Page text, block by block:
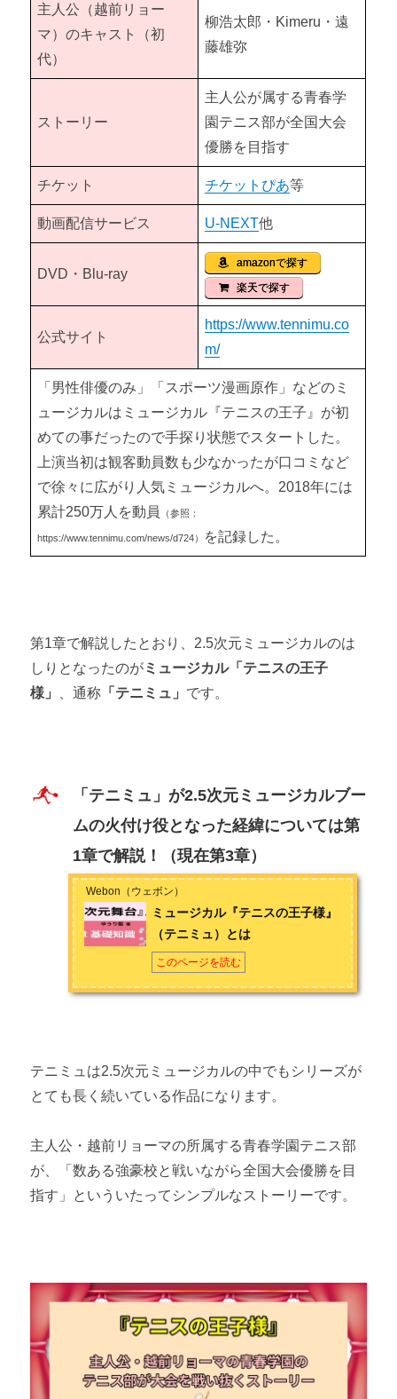
主人公（越前リョー
マ）のキャスト（初
代）
柳浩太郎・Kimeru・遠
藤雄弥
ストーリー
主人公が属する青春学
園テニス部が全国大会
優勝を目指す
チケット チケットぴあ等
動画配信サービス U-NEXT他
DVD・Blu-ray
amazonで探す
楽天で探す
公式サイト
https://www.tennimu.co
m/
「男性俳優のみ」「スポーツ漫画原作」などのミ
ュージカルはミュージカル『テニスの王子』が初
めての事だったので手探り状態でスタートした。
上演当初は観客動員数も少なかったが口コミなど
で徐々に広がり人気ミュージカルへ。2018年には
累計250万人を動員
（参照：
https://www.tennimu.com/news/d724） を記録した。
第1章で解説したとおり、2.5次元ミュージカルのは
しりとなったのがミュージカル「テニスの王子
様」
、通称 「テニミュ」 です。
「テニミュ」が2.5次元ミュージカルブー
ムの火付け役となった経緯については第
1章で解説！（現在第3章）
Webon（ウェボン）
ミュージカル『テニスの王子様』
（テニミュ）とは
このページを読む
テニミュは2.5次元ミュージカルの中でもシリーズが
とても長く続いている作品になります。
主人公・越前リョーマの所属する青春学園テニス部
が、「数ある強豪校と戦いながら全国大会優勝を目
指す」といういたってシンプルなストーリーです。